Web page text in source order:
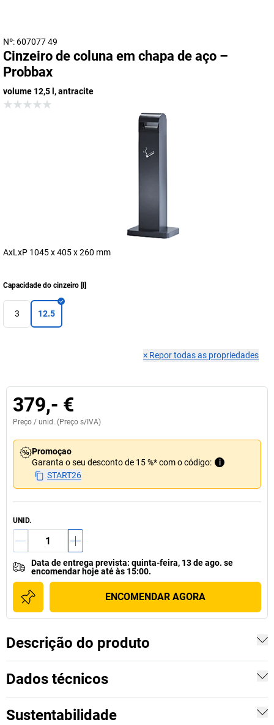
Nº: 607077 49
Cinzeiro de coluna em chapa de aço –
Probbax
volume 12,5 l, antracite
AxLxP 1045 x 405 x 260 mm
Capacidade do cinzeiro [ ]
3 12.5
× Repor todas as propriedades
379,- €
Preço / unid. (Preço s/IVA)
Promoçao
Garanta o seu desconto de 15 %* com o código:
i
START26
UNID.
Data de entrega prevista: quinta-feira, 13 de ago. se
encomendar hoje até às 15:00.
ENCOMENDAR AGORA
Descrição do produto
Dados técnicos
Sustentabilidade